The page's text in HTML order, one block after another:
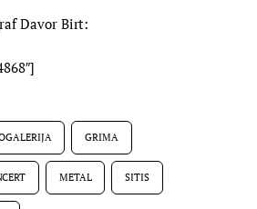
Davor Birt:
GRIMA
METAL SITIS